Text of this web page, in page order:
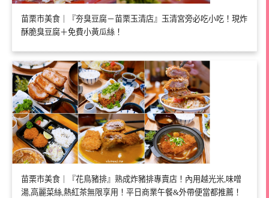
苗栗市美食｜『夯臭豆腐－苗栗玉清店』玉清宮旁必吃小吃！現炸
酥脆臭豆腐＋免費小黃瓜絲！
苗栗市美食｜『花鳥豬排』熟成炸豬排專賣店！內用越光米,味噌
湯,高麗菜絲,熱紅茶無限享用！平日商業午餐&外帶便當都推薦！